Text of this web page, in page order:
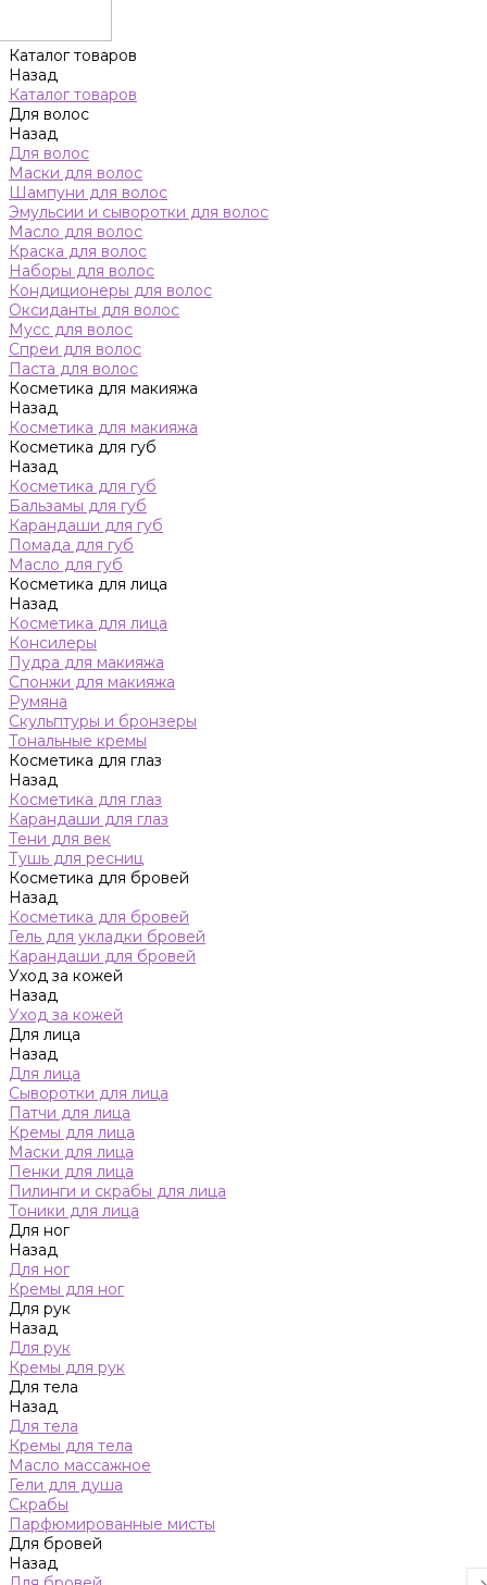
Каталог товаров
Назад
Каталог товаров
Для волос
Назад
Для волос
Маски для волос
Шампуни для волос
Эмульсии и сыворотки для волос
Масло для волос
Краска для волос
Наборы для волос
Кондиционеры для волос
Оксиданты для волос
Мусс для волос
Спреи для волос
Паста для волос
Косметика для макияжа
Назад
Косметика для макияжа
Косметика для губ
Назад
Косметика для губ
Бальзамы для губ
Карандаши для губ
Помада для губ
Масло для губ
Косметика для лица
Назад
Косметика для лица
Консилеры
Пудра для макияжа
Спонжи для макияжа
Румяна
Скульптуры и бронзеры
Тональные кремы
Косметика для глаз
Назад
Косметика для глаз
Карандаши для глаз
Тени для век
Тушь для ресниц
Косметика для бровей
Назад
Косметика для бровей
Гель для укладки бровей
Карандаши для бровей
Уход за кожей
Назад
Уход за кожей
Для лица
Назад
Для лица
Сыворотки для лица
Патчи для лица
Кремы для лица
Маски для лица
Пенки для лица
Пилинги и скрабы для лица
Тоники для лица
Для ног
Назад
Для ног
Кремы для ног
Для рук
Назад
Для рук
Кремы для рук
Для тела
Назад
Для тела
Кремы для тела
Масло массажное
Гели для душа
Скрабы
Парфюмированные мисты
Для бровей
Назад